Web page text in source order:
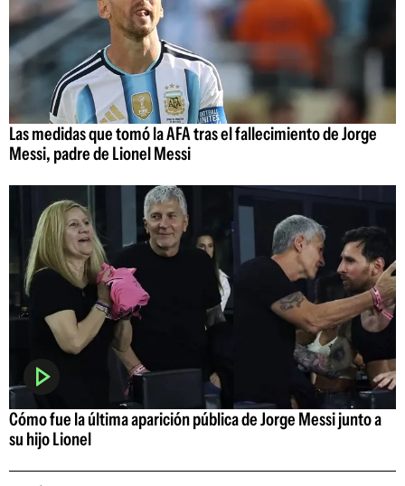
Las medidas que tomó la AFA tras el fallecimiento de Jorge
Messi, padre de Lionel Messi
Cómo fue la última aparición pública de Jorge Messi junto a
su hijo Lionel